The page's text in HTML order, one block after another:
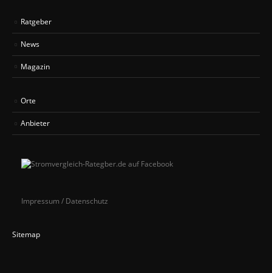
Ratgeber
News
Magazin
Orte
Anbieter
Impressum / Datenschutz
Sitemap